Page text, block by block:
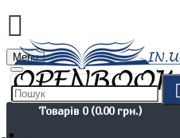
Menu
Товарів 0 (0.00 грн.)